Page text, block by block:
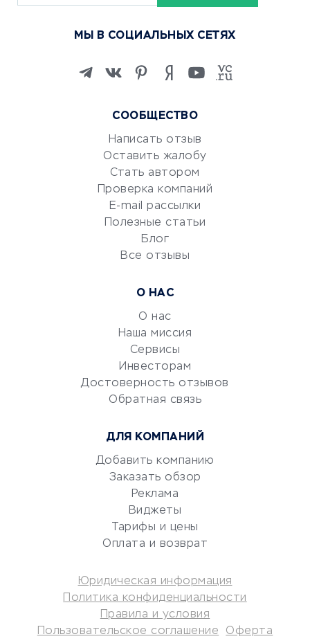
Изучение иностранных
Маркетинг и продажи
Репетиторство
Красота и здоровье
Сервисы по поиску работы
Сетевой маркетинг
УСЛУГИ ДЛЯ БИЗНЕСА
документооборот
Юридические компании
Аудиторские компании
Бухгалтерия онлайн
Потребительские кредиты
Кредитные карты
Дебетовые карты
СООБЩЕСТВО
Написать отзыв
Оставить жалобу
Стать автором
Проверка компаний
E-mail рассылки
Полезные статьи
Блог
Все отзывы
О НАС
О нас
Наша миссия
Сервисы
Инвесторам
Достоверность отзывов
Обратная связь
ДЛЯ КОМПАНИЙ
Добавить компанию
Заказать обзор
Реклама
Виджеты
Тарифы и цены
Оплата и возврат
МЫ В СОЦИАЛЬНЫХ СЕТЯХ
Юридическая информация
Политика конфиденциальности
Правила и условия
Пользовательское соглашение
Оферта